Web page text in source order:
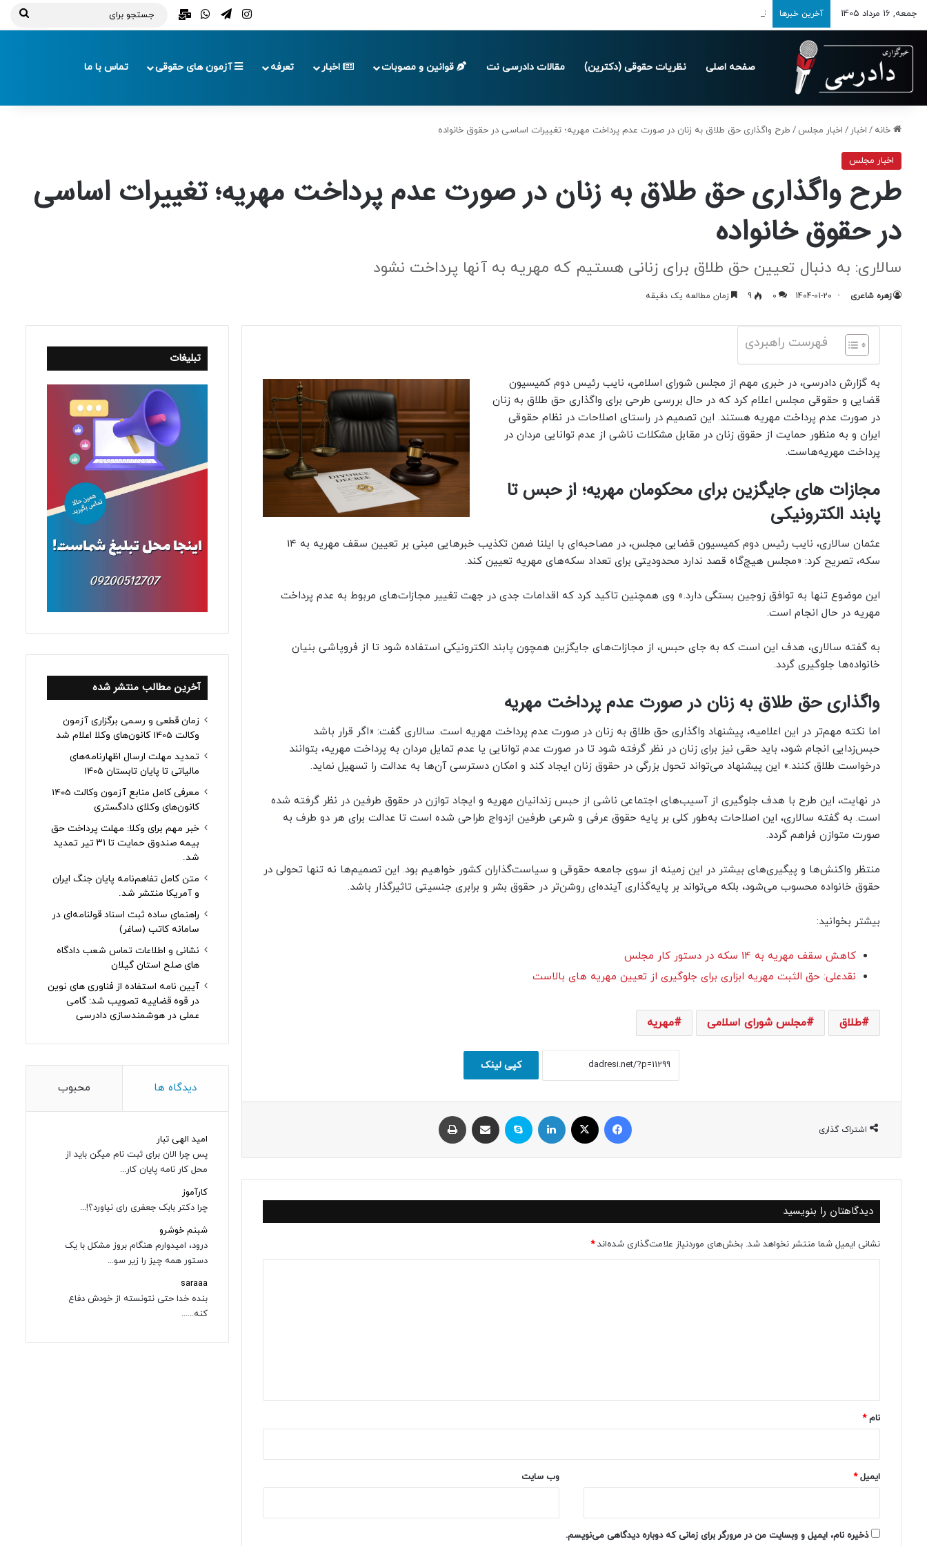
جمعه, 16 مرداد 1405 آخرین خبرها تمدید مهلت ارسال اظهارنامه‌های مالیاتی تا پایان تابستان 1405 اینستاگرام
تلگرامواتس آپ
ایمیل
صفحه اصلی نظریات حقوقی (دکترین) مقالات دادرسی نت قوانین و مصوبات اخبار تعرفه آزمون های حقوقی تماس با ما
خانه / اخبار / اخبار مجلس / طرح واگذاری حق طلاق به زنان در صورت عدم پرداخت مهریه؛ تغییرات اساسی در حقوق خانواده
اخبار مجلس
طرح واگذاری حق طلاق به زنان در صورت عدم پرداخت مهریه؛ تغییرات اساسی
در حقوق خانواده
سالاری: به دنبال تعیین حق طلاق برای زنانی هستیم که مهریه به آنها پرداخت نشود
زهره شاعری 1404-01-20
0
9 زمان مطالعه یک دقیقه
فهرست راهبردی
به گزارش دادرسی، در خبری مهم از مجلس شورای اسلامی، نایب رئیس دوم کمیسیون
قضایی و حقوقی مجلس اعلام کرد که در حال بررسی طرحی برای واگذاری حق طلاق به زنان
در صورت عدم پرداخت مهریه هستند. این تصمیم در راستای اصلاحات در نظام حقوقی
ایران و به منظور حمایت از حقوق زنان در مقابل مشکلات ناشی از عدم توانایی مردان در
پرداخت مهریه‌هاست.
مجازات های جایگزین برای محکومان مهریه؛ از حبس تا
پابند الکترونیکی
عثمان سالاری، نایب رئیس دوم کمیسیون قضایی مجلس، در مصاحبه‌ای با ایلنا ضمن تکذیب خبرهایی مبنی بر تعیین سقف مهریه به ۱۴
سکه، تصریح کرد: «مجلس هیچ‌گاه قصد ندارد محدودیتی برای تعداد سکه‌های مهریه تعیین کند.
این موضوع تنها به توافق زوجین بستگی دارد.» وی همچنین تاکید کرد که اقدامات جدی در جهت تغییر مجازات‌های مربوط به عدم پرداخت
مهریه در حال انجام است.
به گفته سالاری، هدف این است که به جای حبس، از مجازات‌های جایگزین همچون پابند الکترونیکی استفاده شود تا از فروپاشی بنیان
خانواده‌ها جلوگیری گردد.
واگذاری حق طلاق به زنان در صورت عدم پرداخت مهریه
اما نکته مهم‌تر در این اعلامیه، پیشنهاد واگذاری حق طلاق به زنان در صورت عدم پرداخت مهریه است. سالاری گفت: «اگر قرار باشد
حبس‌زدایی انجام شود، باید حقی نیز برای زنان در نظر گرفته شود تا در صورت عدم توانایی یا عدم تمایل مردان به پرداخت مهریه، بتوانند
درخواست طلاق کنند.» این پیشنهاد می‌تواند تحول بزرگی در حقوق زنان ایجاد کند و امکان دسترسی آن‌ها به عدالت را تسهیل نماید.
در نهایت، این طرح با هدف جلوگیری از آسیب‌های اجتماعی ناشی از حبس زندانیان مهریه و ایجاد توازن در حقوق طرفین در نظر گرفته شده
است. به گفته سالاری، این اصلاحات به‌طور کلی بر پایه حقوق عرفی و شرعی طرفین ازدواج طراحی شده است تا عدالت برای هر دو طرف به
صورت متوازن فراهم گردد.
منتظر واکنش‌ها و پیگیری‌های بیشتر در این زمینه از سوی جامعه حقوقی و سیاست‌گذاران کشور خواهیم بود. این تصمیم‌ها نه تنها تحولی در
حقوق خانواده محسوب می‌شود، بلکه می‌تواند بر پایه‌گذاری آینده‌ای روشن‌تر در حقوق بشر و برابری جنسیتی تاثیرگذار باشد.
بیشتر بخوانید:
کاهش سقف مهریه به 14 سکه در دستور کار مجلس
نقدعلی: حق الثبت مهریه ابزاری برای جلوگیری از تعیین مهریه های بالاست
طلاق مجلس شورای اسلامی مهریه
کپی لینک
اشتراک گذاری
فیسبوک ایکس لینکداین اسکایپ اشتراک با ایمیل
دیدگاهتان را بنویسید
نشانی ایمیل شما منتشر نخواهد شد. بخش‌های موردنیاز علامت‌گذاری شده‌اند*
نام*
ایمیل* وب‌ سایت
ذخیره نام، ایمیل و وبسایت من در مرورگر برای زمانی که دوباره دیدگاهی می‌نویسم.
تبلیغات
آخرین مطالب منتشر شده
زمان قطعی و رسمی برگزاری آزمون
وکالت 1405 کانون‌های وکلا اعلام شد
تمدید مهلت ارسال اظهارنامه‌های
مالیاتی تا پایان تابستان 1405
معرفی کامل منابع آزمون وکالت 1405
کانون‌های وکلای دادگستری
خبر مهم برای وکلا: مهلت پرداخت حق
بیمه صندوق حمایت تا ۳۱ تیر تمدید
شد.
متن کامل تفاهم‌نامه پایان جنگ ایران
و آمریکا منتشر شد.
راهنمای ساده ثبت اسناد قولنامه‌ای در
سامانه کاتب (ساغر)
نشانی و اطلاعات تماس شعب دادگاه
های صلح استان گیلان
آیین نامه استفاده از فناوری های نوین
در قوه قضاییه تصویب شد: گامی
عملی در هوشمندسازی دادرسی
دیدگاه ها محبوب
امید الهی تبار
پس چرا الان برای ثبت نام میگن باید از
محل کار نامه پایان کار...
کارآموز
چرا دکتر بابک جعفری رای نیاورد؟!...
شبنم خوشرو
درود، امیدوارم هنگام بروز مشکل با یک
دستور همه چیز را زیر سو...
saraaa
بنده خدا حتی نتونسته از خودش دفاع
کنه......